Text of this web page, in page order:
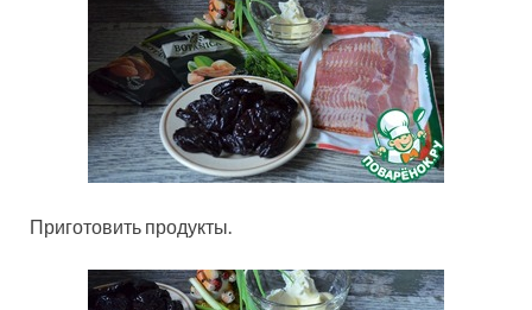
Приготовить продукты.